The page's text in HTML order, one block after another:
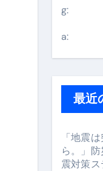
月3日】 #bitcoin #
g:
a:
最近
「地震
ら。」
震対策